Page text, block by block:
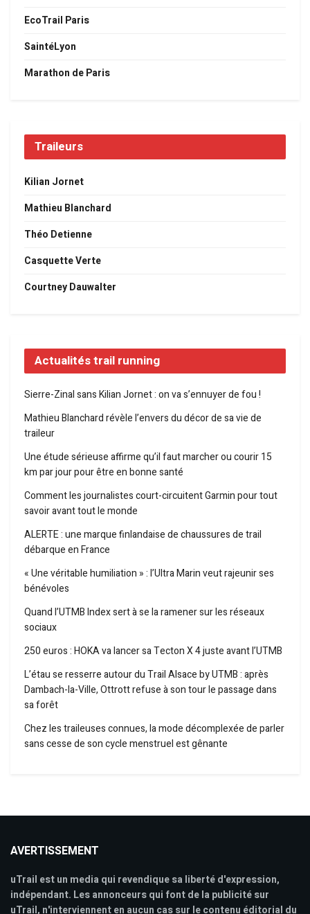
EcoTrail Paris
SaintéLyon
Marathon de Paris
Traileurs
Kilian Jornet
Mathieu Blanchard
Théo Detienne
Casquette Verte
Courtney Dauwalter
Actualités trail running
Sierre-Zinal sans Kilian Jornet : on va s’ennuyer de fou !
Mathieu Blanchard révèle l’envers du décor de sa vie de
traileur
Une étude sérieuse affirme qu’il faut marcher ou courir 15
km par jour pour être en bonne santé
Comment les journalistes court-circuitent Garmin pour tout
savoir avant tout le monde
ALERTE : une marque finlandaise de chaussures de trail
débarque en France
« Une véritable humiliation » : l’Ultra Marin veut rajeunir ses
bénévoles
Quand l’UTMB Index sert à se la ramener sur les réseaux
sociaux
250 euros : HOKA va lancer sa Tecton X 4 juste avant l’UTMB
L’étau se resserre autour du Trail Alsace by UTMB : après
Dambach-la-Ville, Ottrott refuse à son tour le passage dans
sa forêt
Chez les traileuses connues, la mode décomplexée de parler
sans cesse de son cycle menstruel est gênante
AVERTISSEMENT
uTrail est un media qui revendique sa liberté d'expression,
indépendant. Les annonceurs qui font de la publicité sur
uTrail, n'interviennent en aucun cas sur le contenu éditorial du